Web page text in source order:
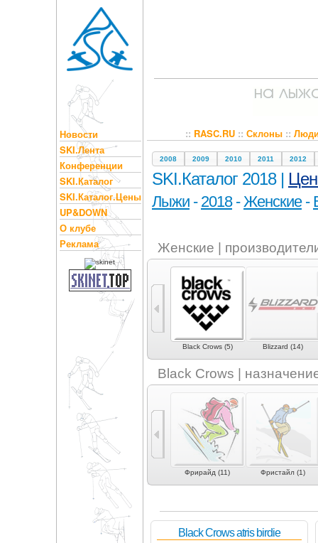
Новости
SKI.Лента
Конференции
SKI.Каталог
SKI.Каталог.Цены
UP&DOWN
О клубе
Реклама
:: RASC.RU:: Склоны::
2008 2009 2010 2011 2012
SKI.Каталог 2018 |
Лыжи - 2018-Женские-
Женские |
AZ Atelier (6) Black Crows (5) Blizzard (14)
Black Crows |
Экспертный карвинг
Фрирайд (11) Фристайл (1)
Black Crows atris birdie